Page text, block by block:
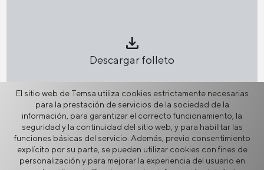
download
Descargar folleto
network_node
Compartir
El sitio web de Temsa utiliza cookies estrictamente necesarias
para la prestación de servicios de la sociedad de la
información, para garantizar el correcto funcionamiento, la
seguridad y la continuidad del sitio web, y para habilitar las
funciones básicas del servicio. Además, previo consentimiento
explícito por su parte, se pueden utilizar cookies con fines de
personalización y para mejorar la experiencia del usuario en